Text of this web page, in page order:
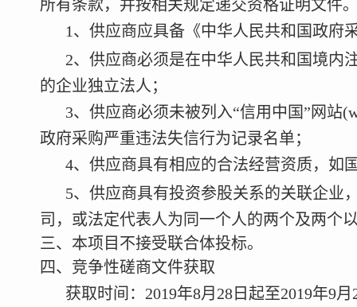
所有条款，并按相关规定递交资格证明文件
1、供应商应具备《中华人民共和国政府
2、供应商必须是在中华人民共和国境内
的企业独立法人；
3、供应商必须未被列入“信用中国”网站
政府采购严重违法失信行为记录名单；
4、供应商具有相应的合法经营资质，如
5、供应商具有投资参股关系的关联企业
司，或法定代表人为同一个人的两个及两个
三、本项目不接受联合体投标。
四、竞争性磋商文件获取
获取时间： 2019年8月 28 日起至2019年9月